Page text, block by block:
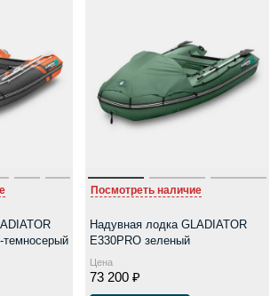
темносерый
Посмотреть наличие
Надувная лодка GLADIATOR
E330PRO зеленый
Цена
73 200 ₽